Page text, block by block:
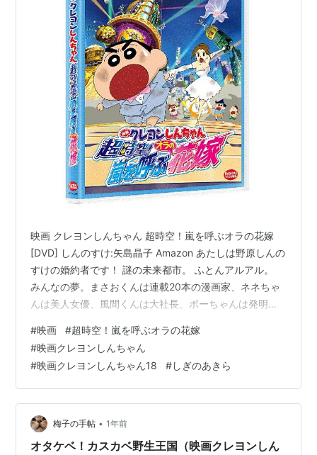
映画 クレヨンしんちゃん 超時空！嵐を呼ぶオラの花嫁
[DVD] しんのすけ:矢島晶子 Amazon あたしは野原しんの
すけの婚約者です！ 謎の未来都市。 ふとんアルアル。
みんなの夢。まさおくんは連載20本の漫画家、ネネちゃ
んは美人女優、風間くんは大社長、ボーちゃんは発明
へ。 金のそろばん（笑）。 「むかし、いま、みらい」
「わかりやすーい。」「てきとうっていうのよ。」 花嫁
（希望）軍団。イッテQでも活躍の女芸人さんたちが。
独身男性社員の名刺攻撃（笑）。 「一体どうしてそんな
姿に。」年とったとーちゃんとかーちゃん。 もうけがす
くない。おあ…
#映画 #超時空！嵐を呼ぶオラの花嫁
#映画クレヨンしんちゃん
#映画クレヨンしんちゃん18 #しぎのあきら
梅子の手帖 • 1年前
オタケベ！カスカベ野生王国（映画クレヨンしん